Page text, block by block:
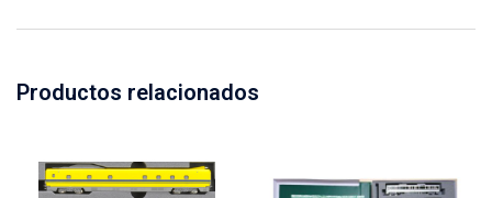
Productos relacionados